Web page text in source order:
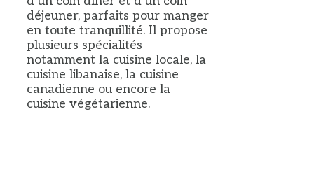
déjeuner, parfaits pour manger
en toute tranquillité. Il propose
plusieurs spécialités
notamment la cuisine locale, la
cuisine libanaise, la cuisine
canadienne ou encore la
cuisine végétarienne.